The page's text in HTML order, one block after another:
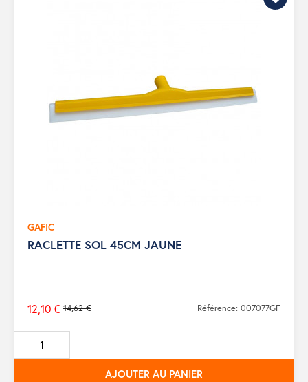
GAFIC
RACLETTE SOL 45CM JAUNE
Prix
de
base
14,62 €
12,10 € Référence: 007077GF
AJOUTER AU PANIER